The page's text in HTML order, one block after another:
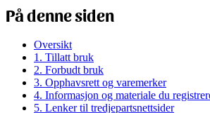
På denne siden
Oversikt
1. Tillatt bruk
2. Forbudt bruk
3. Opphavsrett og varemerker
4. Informasjon og materiale du
5. Lenker til tredjepartsnettsider